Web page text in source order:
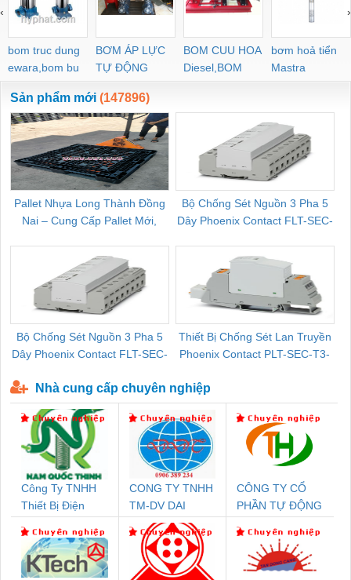
bom truc dung
ewara,bom bu
ewara
BƠM ÁP LỰC
TỰ ĐỘNG
BOM CUU HOA
Diesel,BOM
CHUA CHAY
bơm hoả tiển
Mastra
‹ ›
Sản phẩm mới (147896)
Pallet Nhựa Long Thành Đồng
Nai – Cung Cấp Pallet Mới,
Bộ Chống Sét Nguồn 3 Pha 5
Dây Phoenix Contact FLT-SEC-
Bộ Chống Sét Nguồn 3 Pha 5
Dây Phoenix Contact FLT-SEC-
Thiết Bị Chống Sét Lan Truyền
Phoenix Contact PLT-SEC-T3-
Nhà cung cấp chuyên nghiệp
Công Ty TNHH
Thiết Bị Điện
CONG TY TNHH
TM-DV DAI
DONG THANH
CÔNG TY CỔ
PHẦN TỰ ĐỘNG